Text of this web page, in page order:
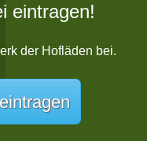
eintragen!
der Hofläden bei.